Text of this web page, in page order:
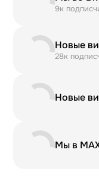
9к
Новые
28к
Новые
Мы в